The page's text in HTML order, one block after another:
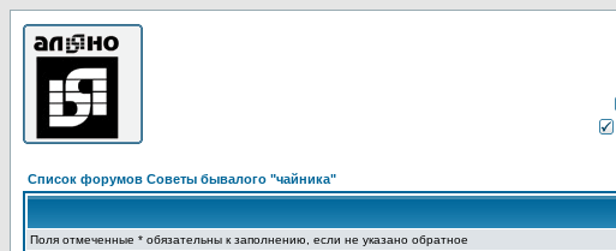
Список форумов Советы бывалого "чайника"
Поля отмеченные * обязательны к заполнению, если не указано обратное